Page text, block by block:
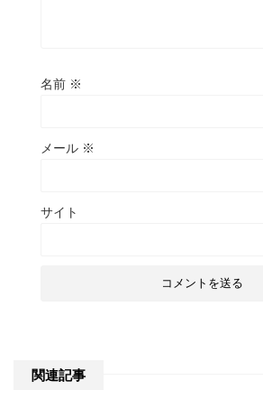
名前 ※
メール ※
サイト
関連記事